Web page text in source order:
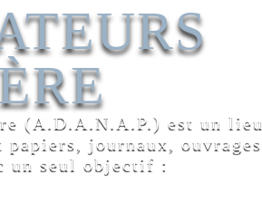
(A.D.A.N.A.P.) est un lieu
journaux, ouvrages
un seul objectif :